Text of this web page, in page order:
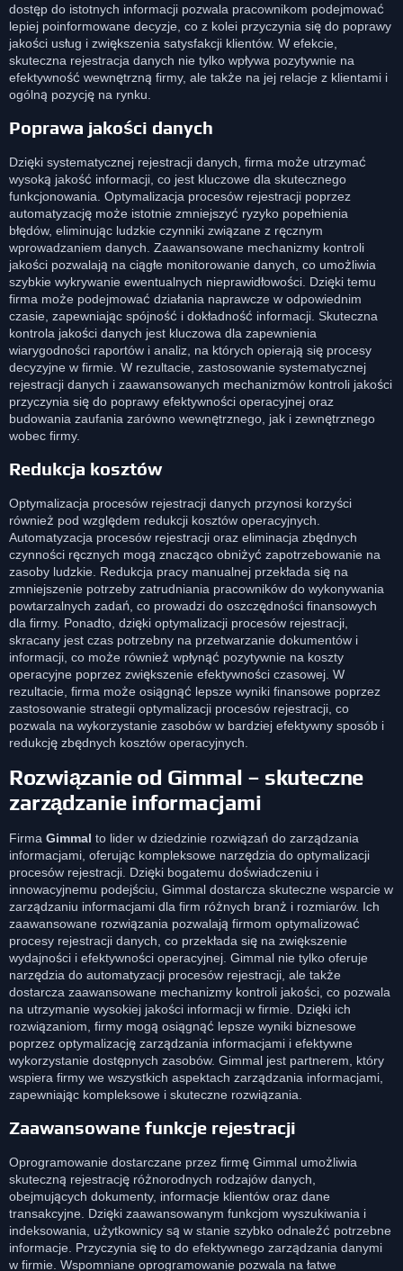
dostęp do istotnych informacji pozwala pracownikom podejmować
lepiej poinformowane decyzje, co z kolei przyczynia się do poprawy
jakości usług i zwiększenia satysfakcji klientów. W efekcie,
skuteczna rejestracja danych nie tylko wpływa pozytywnie na
efektywność wewnętrzną firmy, ale także na jej relacje z klientami i
ogólną pozycję na rynku.
Poprawa jakości danych
Dzięki systematycznej rejestracji danych, firma może utrzymać
wysoką jakość informacji, co jest kluczowe dla skutecznego
funkcjonowania. Optymalizacja procesów rejestracji poprzez
automatyzację może istotnie zmniejszyć ryzyko popełnienia
błędów, eliminując ludzkie czynniki związane z ręcznym
wprowadzaniem danych. Zaawansowane mechanizmy kontroli
jakości pozwalają na ciągłe monitorowanie danych, co umożliwia
szybkie wykrywanie ewentualnych nieprawidłowości. Dzięki temu
firma może podejmować działania naprawcze w odpowiednim
czasie, zapewniając spójność i dokładność informacji. Skuteczna
kontrola jakości danych jest kluczowa dla zapewnienia
wiarygodności raportów i analiz, na których opierają się procesy
decyzyjne w firmie. W rezultacie, zastosowanie systematycznej
rejestracji danych i zaawansowanych mechanizmów kontroli jakości
przyczynia się do poprawy efektywności operacyjnej oraz
budowania zaufania zarówno wewnętrznego, jak i zewnętrznego
wobec firmy.
Redukcja kosztów
Optymalizacja procesów rejestracji danych przynosi korzyści
również pod względem redukcji kosztów operacyjnych.
Automatyzacja procesów rejestracji oraz eliminacja zbędnych
czynności ręcznych mogą znacząco obniżyć zapotrzebowanie na
zasoby ludzkie. Redukcja pracy manualnej przekłada się na
zmniejszenie potrzeby zatrudniania pracowników do wykonywania
powtarzalnych zadań, co prowadzi do oszczędności finansowych
dla firmy. Ponadto, dzięki optymalizacji procesów rejestracji,
skracany jest czas potrzebny na przetwarzanie dokumentów i
informacji, co może również wpłynąć pozytywnie na koszty
operacyjne poprzez zwiększenie efektywności czasowej. W
rezultacie, firma może osiągnąć lepsze wyniki finansowe poprzez
zastosowanie strategii optymalizacji procesów rejestracji, co
pozwala na wykorzystanie zasobów w bardziej efektywny sposób i
redukcję zbędnych kosztów operacyjnych.
Rozwiązanie od Gimmal – skuteczne
zarządzanie informacjami
Firma Gimmal to lider w dziedzinie rozwiązań do zarządzania
informacjami, oferując kompleksowe narzędzia do optymalizacji
procesów rejestracji. Dzięki bogatemu doświadczeniu i
innowacyjnemu podejściu, Gimmal dostarcza skuteczne wsparcie w
zarządzaniu informacjami dla firm różnych branż i rozmiarów. Ich
zaawansowane rozwiązania pozwalają firmom optymalizować
procesy rejestracji danych, co przekłada się na zwiększenie
wydajności i efektywności operacyjnej. Gimmal nie tylko oferuje
narzędzia do automatyzacji procesów rejestracji, ale także
dostarcza zaawansowane mechanizmy kontroli jakości, co pozwala
na utrzymanie wysokiej jakości informacji w firmie. Dzięki ich
rozwiązaniom, firmy mogą osiągnąć lepsze wyniki biznesowe
poprzez optymalizację zarządzania informacjami i efektywne
wykorzystanie dostępnych zasobów. Gimmal jest partnerem, który
wspiera firmy we wszystkich aspektach zarządzania informacjami,
zapewniając kompleksowe i skuteczne rozwiązania.
Zaawansowane funkcje rejestracji
Oprogramowanie dostarczane przez firmę Gimmal umożliwia
skuteczną rejestrację różnorodnych rodzajów danych,
obejmujących dokumenty, informacje klientów oraz dane
transakcyjne. Dzięki zaawansowanym funkcjom wyszukiwania i
indeksowania, użytkownicy są w stanie szybko odnaleźć potrzebne
informacje. Przyczynia się to do efektywnego zarządzania danymi
w firmie. Wspomniane oprogramowanie pozwala na łatwe